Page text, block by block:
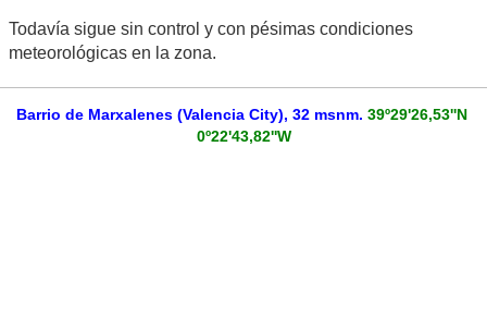
Todavía sigue sin control y con pésimas condiciones
meteorológicas en la zona.
Barrio de Marxalenes (Valencia City), 32 msnm. 39º29'26,53''N
0º22'43,82''W